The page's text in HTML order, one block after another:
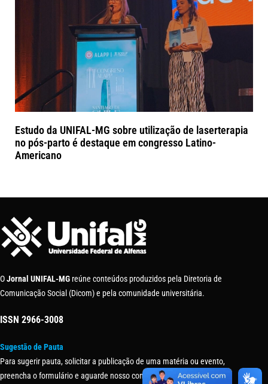
Estudo da UNIFAL-MG sobre utilização de laserterapia
no pós-parto é destaque em congresso Latino-
Americano
OJornal UNIFAL-MG reúne conteúdos produzidos pela Diretoria de
Comunicação Social (Dicom) e pela comunidade universitária.
ISSN 2966-3008
Sugestão de Pauta
Para sugerir pauta, solicitar a publicação de uma matéria ou evento,
preencha o formulário e aguarde nosso contato.